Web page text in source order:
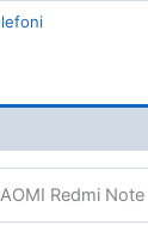
Redmi